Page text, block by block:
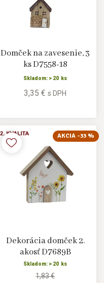
Domček na zavesenie, 3
ks D7558-18
Skladom: > 20 ks
3,35 €s DPH
AKCIA -33 %
Dekorácia domček 2.
akosť D7689B
Skladom: > 20 ks
1,83 €